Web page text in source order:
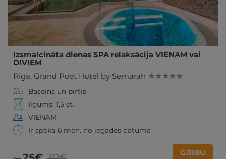
Izsmalcināta dienas SPA relaksācija VIENAM vai
DIVIEM
Rīga, Grand Poet Hotel by Semarah ★ ★ ★ ★ ★
Baseins un pirtis
Ilgums: 1,5 st.
VIENAM
Ir spēkā 6 mēn. no iegādes datuma
GRIBU